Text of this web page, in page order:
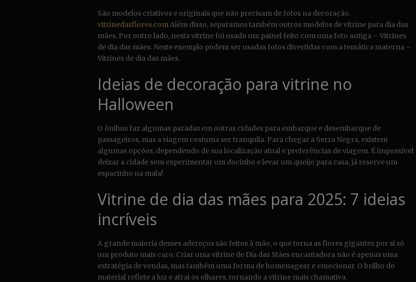
São modelos criativos e originais que não precisam de fotos na decoração.
vitrinedasflores.comAlém disso, separamos também outros modelos de vitrine para dia das
mães. Por outro lado, nesta vitrine foi usado um painel feito com uma foto antiga – Vitrines
de dia das mães. Neste exemplo podem ser usadas fotos divertidas com a temática materna –
Vitrines de dia das mães.
Ideias de decoração para vitrine no
Halloween
O ônibus faz algumas paradas em outras cidades para embarque e desembarque de
passageiros, mas a viagem costuma ser tranquila. Para chegar a Serra Negra, existem
algumas opções, dependendo de sua localização atual e preferências de viagem. É impossível
deixar a cidade sem experimentar um docinho e levar um queijo para casa, já reserve um
espacinho na mala!
Vitrine de dia das mães para 2025: 7 ideias
incríveis
A grande maioria desses adereços são feitos à mão, o que torna as flores gigantes por si só
um produto mais caro. Criar uma vitrine de Dia das Mães encantadora não é apenas uma
estratégia de vendas, mas também uma forma de homenagear e emocionar. O brilho do
material reflete a luz e atrai os olhares, tornando a vitrine mais chamativa.